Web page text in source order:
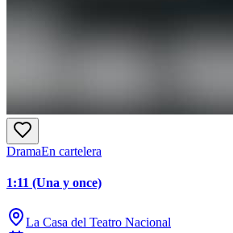
DramaEn cartelera
1:11 (Una y once)
La Casa del Teatro Nacional